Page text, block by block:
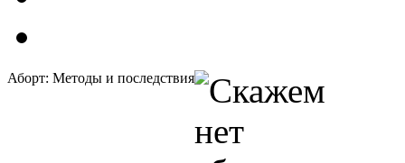
Аборт: Методы и последствия